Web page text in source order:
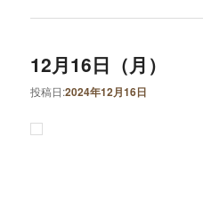
12月16日（月）
投稿日:2024年12月16日